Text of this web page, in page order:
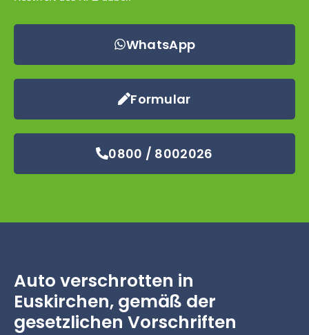
WhatsApp
Formular
0800 / 8002026
Auto verschrotten in
Euskirchen, gemäß der
gesetzlichen Vorschriften